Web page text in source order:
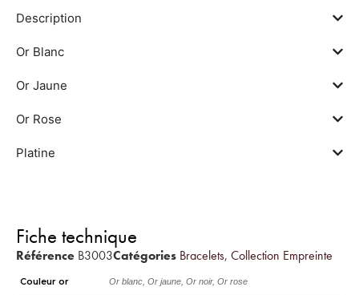
Description
Or Blanc
Or Jaune
Or Rose
Platine
Fiche technique
Référence B3003Catégories Bracelets, Collection Empreinte
Couleur or Or blanc, Or jaune, Or noir, Or rose